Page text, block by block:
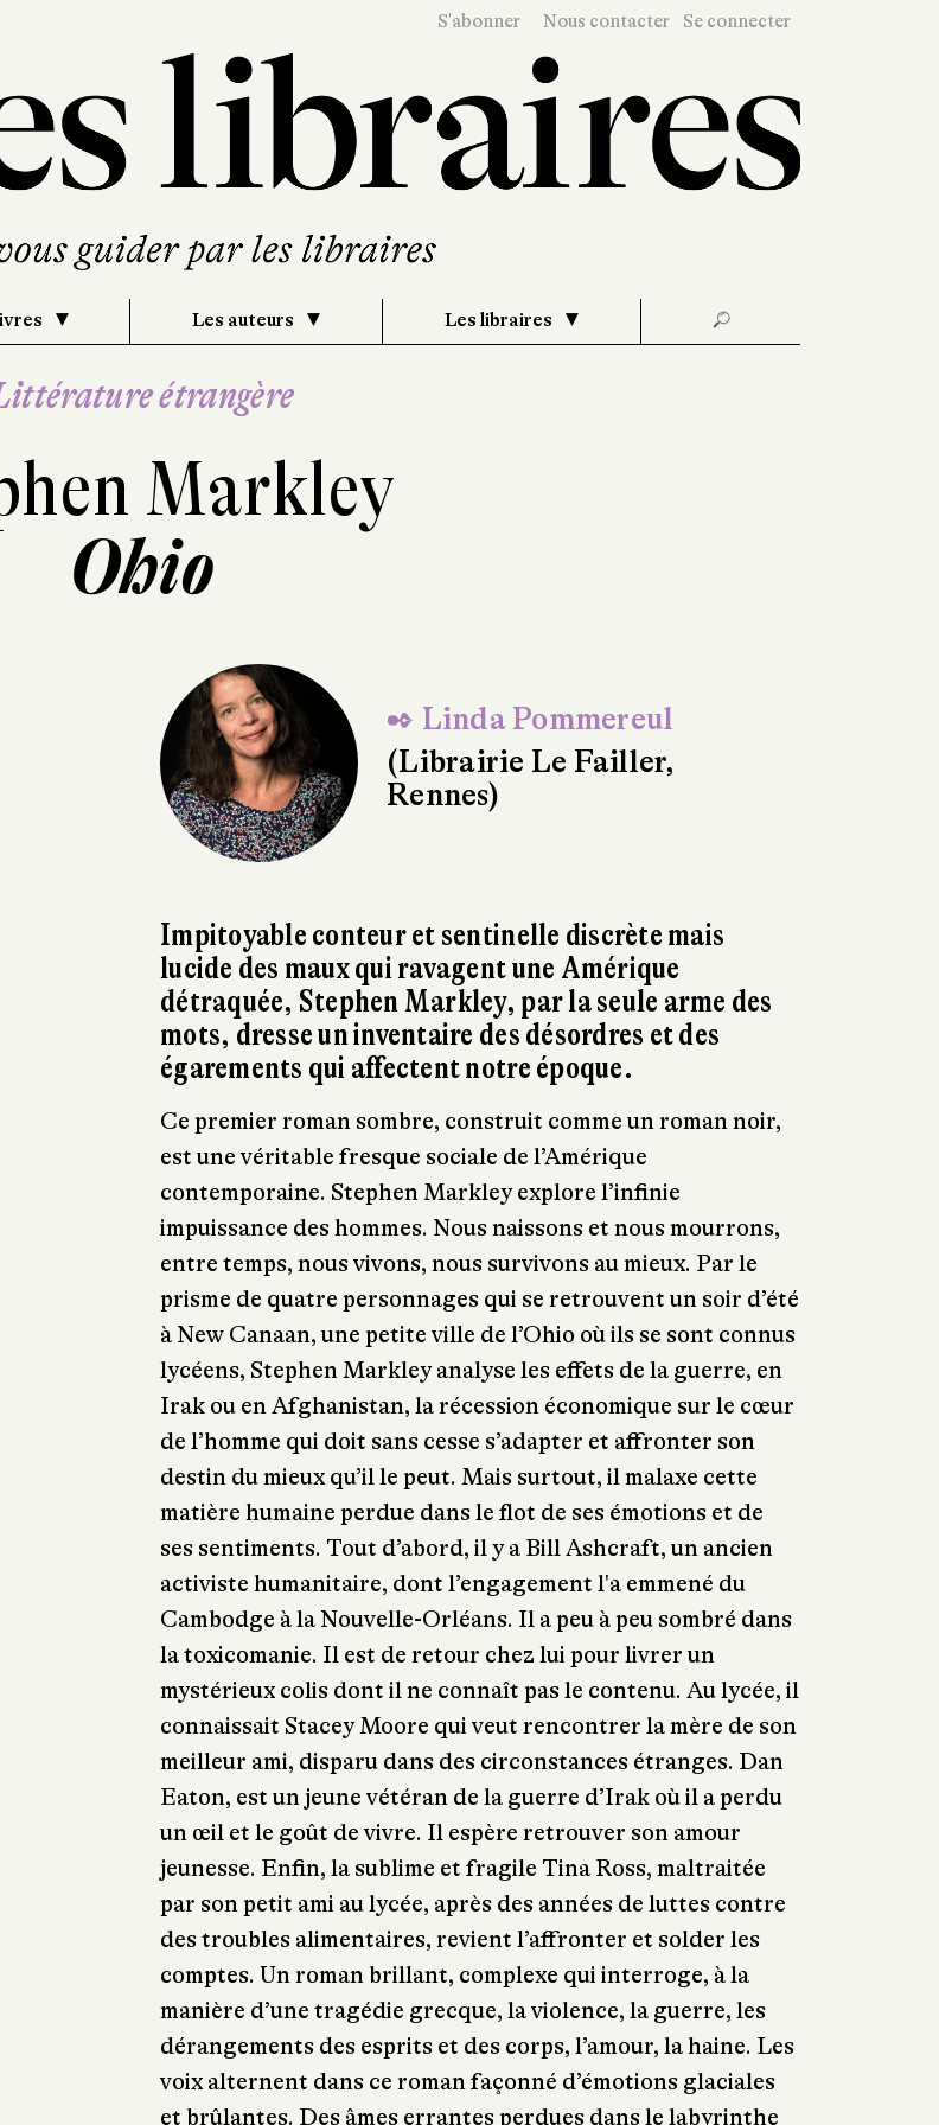
S'abonner Nous contacter Se connecter
Les auteurs Les libraires 🔎
étrangère
Markley
Ohio
✒ Linda Pommereul
(Librairie Le Failler,
Rennes)
Impitoyable conteur et sentinelle discrète mais
lucide des maux qui ravagent une Amérique
détraquée, Stephen Markley, par la seule arme des
mots, dresse un inventaire des désordres et des
égarements qui affectent notre époque.
Ce premier roman sombre, construit comme un roman noir,
est une véritable fresque sociale de l’Amérique
contemporaine. Stephen Markley explore l’infinie
impuissance des hommes. Nous naissons et nous mourrons,
entre temps, nous vivons, nous survivons au mieux. Par le
prisme de quatre personnages qui se retrouvent un soir d’été
à New Canaan, une petite ville de l’Ohio où ils se sont connus
lycéens, Stephen Markley analyse les effets de la guerre, en
Irak ou en Afghanistan, la récession économique sur le cœur
de l’homme qui doit sans cesse s’adapter et affronter son
destin du mieux qu’il le peut. Mais surtout, il malaxe cette
matière humaine perdue dans le flot de ses émotions et de
ses sentiments. Tout d’abord, il y a Bill Ashcraft, un ancien
activiste humanitaire, dont l’engagement l'a emmené du
Cambodge à la Nouvelle-Orléans. Il a peu à peu sombré dans
la toxicomanie. Il est de retour chez lui pour livrer un
mystérieux colis dont il ne connaît pas le contenu. Au lycée, il
connaissait Stacey Moore qui veut rencontrer la mère de son
meilleur ami, disparu dans des circonstances étranges. Dan
Eaton, est un jeune vétéran de la guerre d’Irak où il a perdu
un œil et le goût de vivre. Il espère retrouver son amour
jeunesse. Enfin, la sublime et fragile Tina Ross, maltraitée
par son petit ami au lycée, après des années de luttes contre
des troubles alimentaires, revient l’affronter et solder les
comptes. Un roman brillant, complexe qui interroge, à la
manière d’une tragédie grecque, la violence, la guerre, les
dérangements des esprits et des corps, l’amour, la haine. Les
voix alternent dans ce roman façonné d’émotions glaciales
et brûlantes. Des âmes errantes perdues dans le labyrinthe